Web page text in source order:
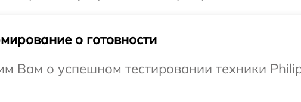
о готовности
Вам о успешном тестировании техники